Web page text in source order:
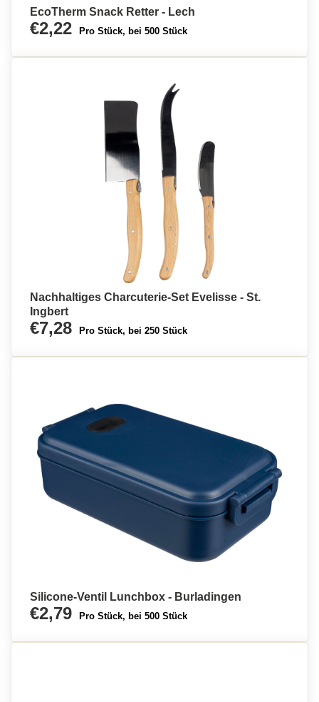
EcoTherm Snack Retter - Lech
€2,22 Pro Stück, bei 500 Stück
Nachhaltiges Charcuterie-Set Evelisse - St.
Ingbert
€7,28 Pro Stück, bei 250 Stück
Silicone-Ventil Lunchbox - Burladingen
€2,79 Pro Stück, bei 500 Stück